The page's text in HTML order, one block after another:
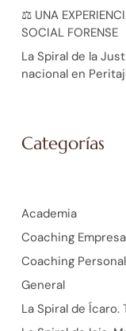
⚖️ UNA
SOCIAL FORENSE
La Spiral de la
nacional en
Categorías
Academia
Coaching
Coaching Personal
General
La Spiral de Ícaro.